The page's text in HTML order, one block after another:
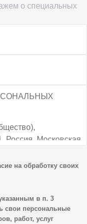
о специальных
Россия, Московская
оператором
на обработку
имени, отчества,
номер телефона
на обработку своих
в п. 3
свои персональные
работ, услуг